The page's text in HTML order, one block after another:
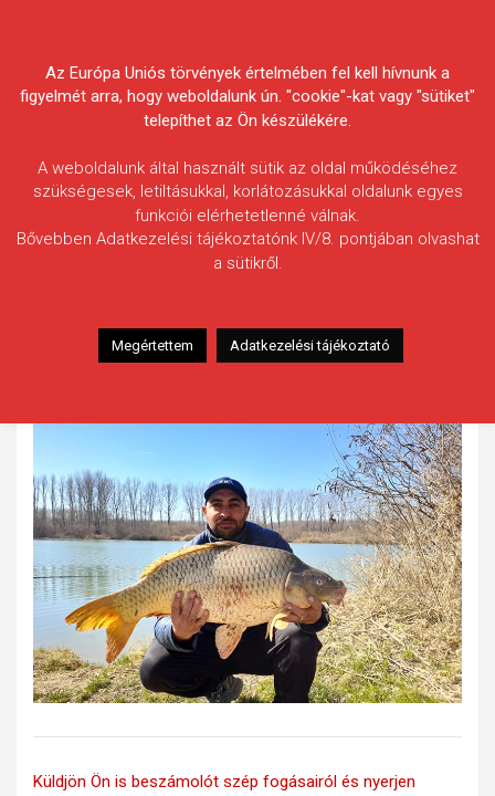
Egyesületek Szövetsége
Lakatos Gyula
Halfaj: Tőponty
Fogott hal adatai: 8,395 kg / 64 cm
Küldjön Ön is beszámolót szép fogásairól és nyerjen
Az Európa Uniós törvények értelmében fel kell hívnunk a
figyelmét arra, hogy weboldalunk ún. "cookie"-kat vagy "sütiket"
telepíthet az Ön készülékére.
A weboldalunk által használt sütik az oldal működéséhez
szükségesek, letiltásukkal, korlátozásukkal oldalunk egyes
funkciói elérhetetlenné válnak.
Bővebben Adatkezelési tájékoztatónk IV/8. pontjában olvashat
a sütikről.
Megértettem Adatkezelési tájékoztató